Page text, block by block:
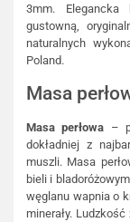
3mm. Elegancka
gustowną,
naturalnych
Poland.
Masa
Masa perłowa –
dokładniej z
muszli. Masa
bieli i
węglanu wapnia o
minerały.